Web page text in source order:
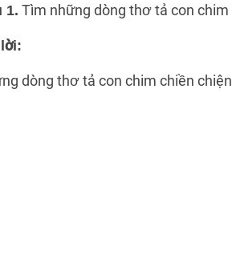
1. Tìm những dòng thơ tả con
dòng thơ tả con chim chiền